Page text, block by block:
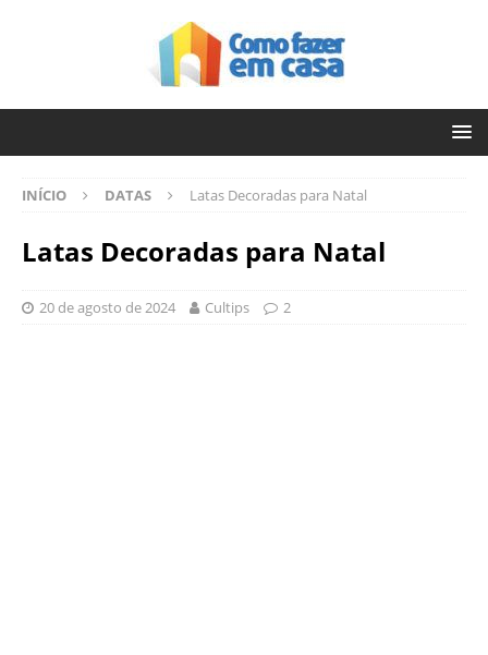
INÍCIO DATAS Latas Decoradas para Natal
Latas Decoradas para Natal
20 de agosto de 2024 Cultips 2